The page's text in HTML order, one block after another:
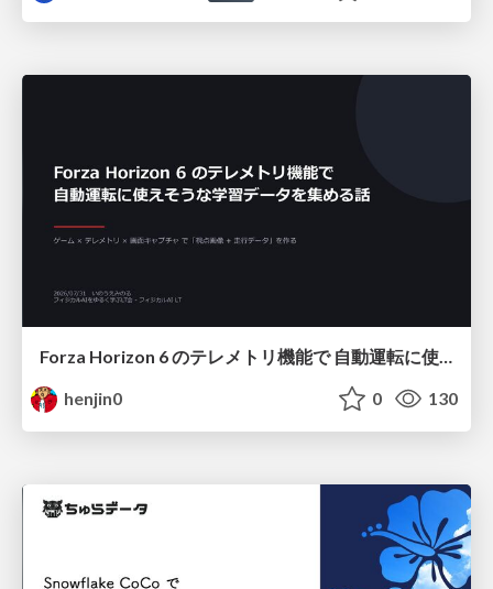
Forza Horizon 6 のテレメトリ機能で 自動運転に使えそうな学習データを集める話
henjin0
0 130